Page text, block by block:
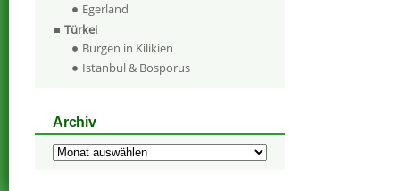
Egerland
Türkei
Burgen in Kilikien
Istanbul & Bosporus
Archiv
Archiv